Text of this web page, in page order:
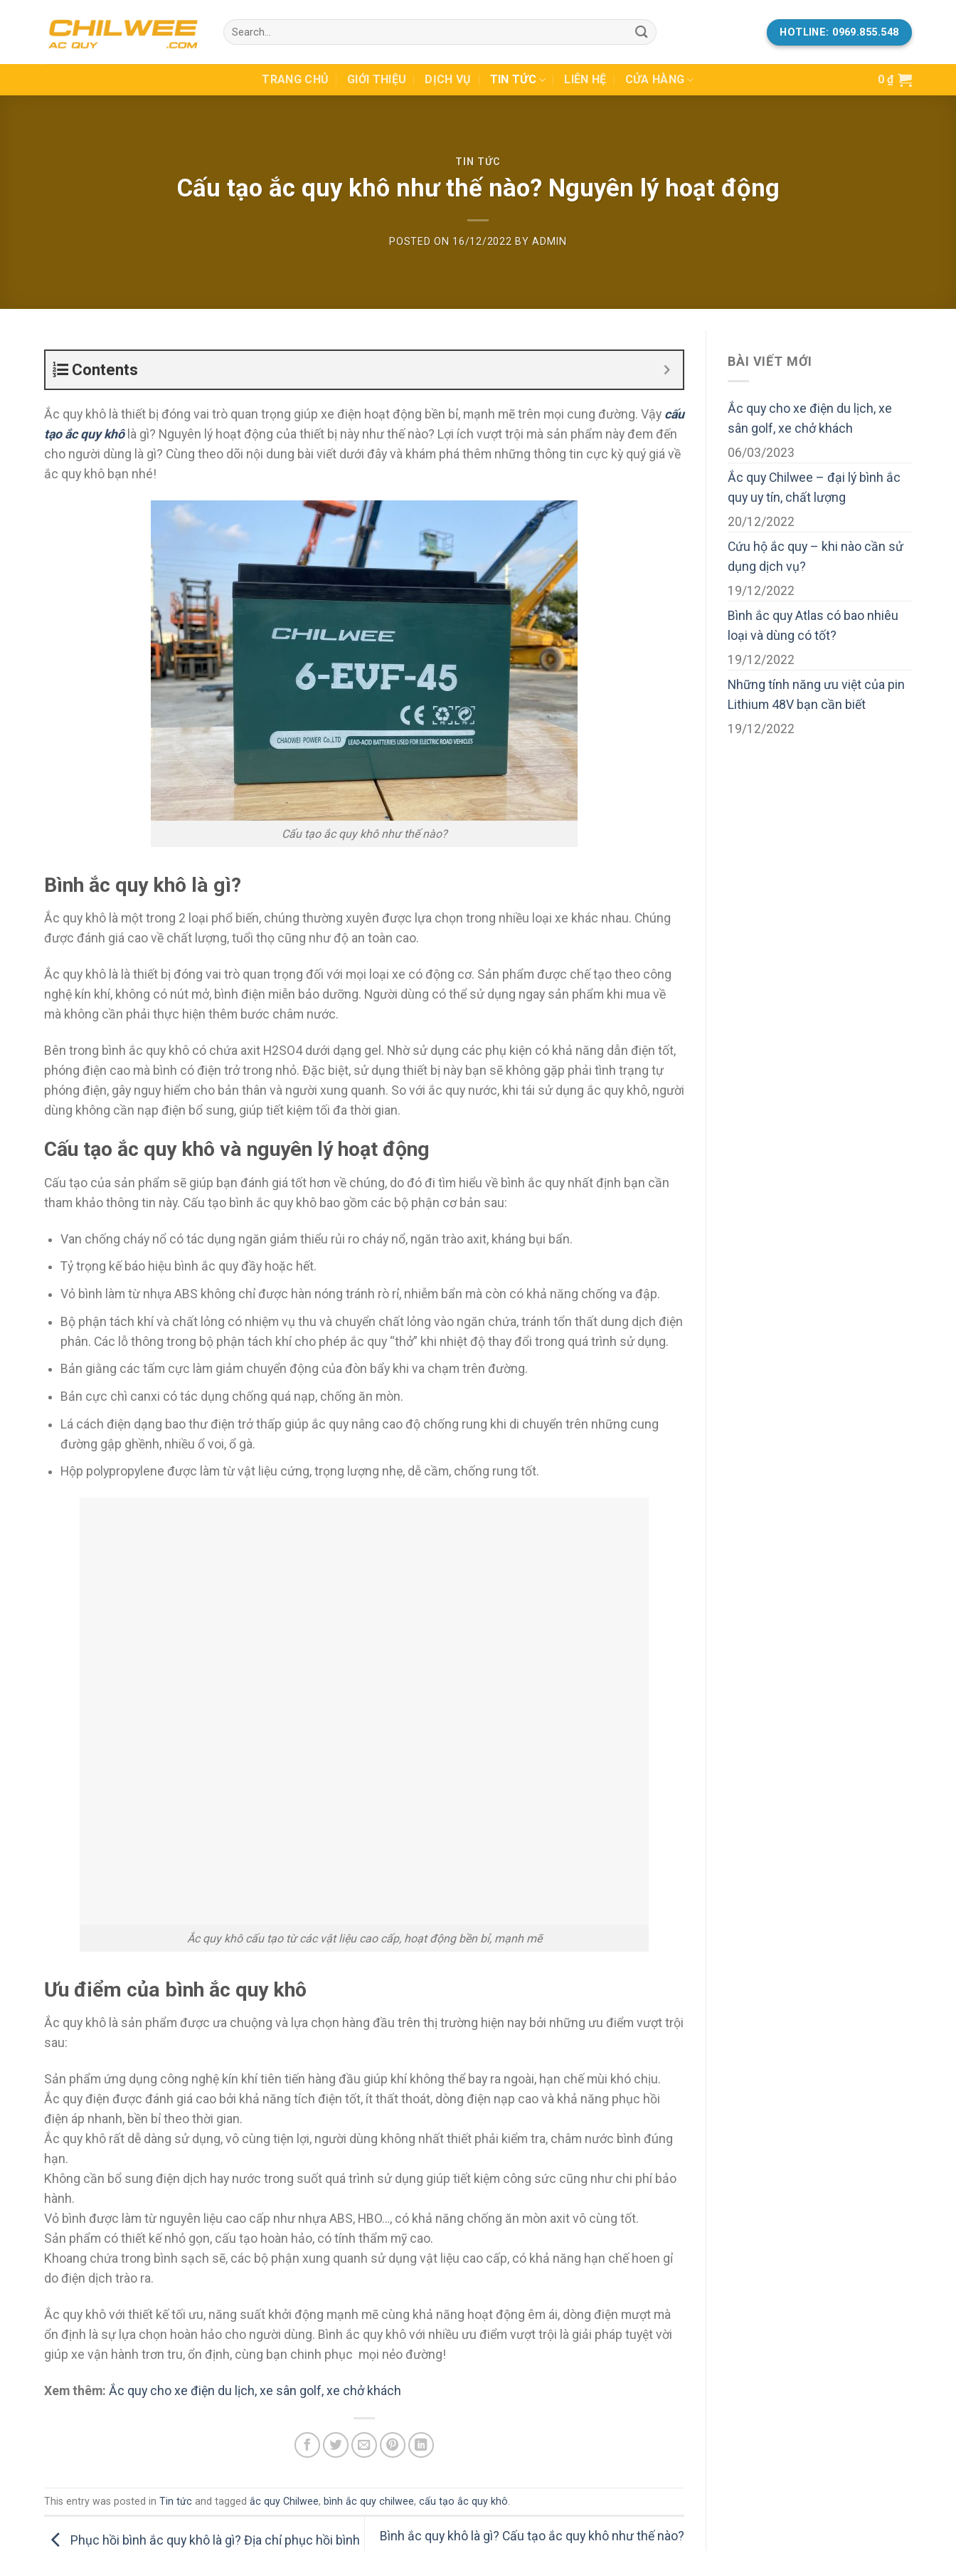
Search
for:
HOTLINE: 0969.855.548
TRANG CHỦ GIỚI THIỆU DỊCH VỤ TIN TỨC LIÊN HỆ CỬA HÀNG 0₫
TIN TỨC
Cấu tạo ắc quy khô như thế nào? Nguyên lý hoạt động
POSTED ON 16/12/2022 BYADMIN
Contents
Ắc quy khô là thiết bị đóng vai trò quan trọng giúp xe điện hoạt động bền bỉ, mạnh mẽ trên mọi cung đường. Vậy cấu
tạo ắc quy khôlà gì? Nguyên lý hoạt động của thiết bị này như thế nào? Lợi ích vượt trội mà sản phẩm này đem đến
cho người dùng là gì? Cùng theo dõi nội dung bài viết dưới đây và khám phá thêm những thông tin cực kỳ quý giá về
ắc quy khô bạn nhé!
Cấu tạo ắc quy khô như thế nào?
Bình ắc quy khô là gì?
Ắc quy khô là một trong 2 loại phổ biến, chúng thường xuyên được lựa chọn trong nhiều loại xe khác nhau. Chúng
được đánh giá cao về chất lượng, tuổi thọ cũng như độ an toàn cao.
Ắc quy khô là là thiết bị đóng vai trò quan trọng đối với mọi loại xe có động cơ. Sản phẩm được chế tạo theo công
nghệ kín khí, không có nút mở, bình điện miễn bảo dưỡng. Người dùng có thể sử dụng ngay sản phẩm khi mua về
mà không cần phải thực hiện thêm bước châm nước.
Bên trong bình ắc quy khô có chứa axit H2SO4 dưới dạng gel. Nhờ sử dụng các phụ kiện có khả năng dẫn điện tốt,
phóng điện cao mà bình có điện trở trong nhỏ. Đặc biệt, sử dụng thiết bị này bạn sẽ không gặp phải tình trạng tự
phóng điện, gây nguy hiểm cho bản thân và người xung quanh. So với ắc quy nước, khi tái sử dụng ắc quy khô, người
dùng không cần nạp điện bổ sung, giúp tiết kiệm tối đa thời gian.
Cấu tạo ắc quy khô và nguyên lý hoạt động
Cấu tạo của sản phẩm sẽ giúp bạn đánh giá tốt hơn về chúng, do đó đi tìm hiểu về bình ắc quy nhất định bạn cần
tham khảo thông tin này. Cấu tạo bình ắc quy khô bao gồm các bộ phận cơ bản sau:
Van chống cháy nổ có tác dụng ngăn giảm thiểu rủi ro cháy nổ, ngăn trào axit, kháng bụi bẩn.
Tỷ trọng kế báo hiệu bình ắc quy đầy hoặc hết.
Vỏ bình làm từ nhựa ABS không chỉ được hàn nóng tránh rò rỉ, nhiễm bẩn mà còn có khả năng chống va đập.
Bộ phận tách khí và chất lỏng có nhiệm vụ thu và chuyển chất lỏng vào ngăn chứa, tránh tổn thất dung dịch điện
phân. Các lỗ thông trong bộ phận tách khí cho phép ắc quy “thở” khi nhiệt độ thay đổi trong quá trình sử dụng.
Bản giằng các tấm cực làm giảm chuyển động của đòn bẩy khi va chạm trên đường.
Bản cực chì canxi có tác dụng chống quá nạp, chống ăn mòn.
Lá cách điện dạng bao thư điện trở thấp giúp ắc quy nâng cao độ chống rung khi di chuyển trên những cung
đường gập ghềnh, nhiều ổ voi, ổ gà.
Hộp polypropylene được làm từ vật liệu cứng, trọng lượng nhẹ, dễ cầm, chống rung tốt.
Ắc quy khô cấu tạo từ các vật liệu cao cấp, hoạt động bền bỉ, mạnh mẽ
Ưu điểm của bình ắc quy khô
Ắc quy khô là sản phẩm được ưa chuộng và lựa chọn hàng đầu trên thị trường hiện nay bởi những ưu điểm vượt trội
sau:
Sản phẩm ứng dụng công nghệ kín khí tiên tiến hàng đầu giúp khí không thể bay ra ngoài, hạn chế mùi khó chịu.
Ắc quy điện được đánh giá cao bởi khả năng tích điện tốt, ít thất thoát, dòng điện nạp cao và khả năng phục hồi
điện áp nhanh, bền bỉ theo thời gian.
Ắc quy khô rất dễ dàng sử dụng, vô cùng tiện lợi, người dùng không nhất thiết phải kiểm tra, châm nước bình đúng
hạn.
Không cần bổ sung điện dịch hay nước trong suốt quá trình sử dụng giúp tiết kiệm công sức cũng như chi phí bảo
hành.
Vỏ bình được làm từ nguyên liệu cao cấp như nhựa ABS, HBO…, có khả năng chống ăn mòn axit vô cùng tốt.
Sản phẩm có thiết kế nhỏ gọn, cấu tạo hoàn hảo, có tính thẩm mỹ cao.
Khoang chứa trong bình sạch sẽ, các bộ phận xung quanh sử dụng vật liệu cao cấp, có khả năng hạn chế hoen gỉ
do điện dịch trào ra.
Ắc quy khô với thiết kế tối ưu, năng suất khởi động mạnh mẽ cùng khả năng hoạt động êm ái, dòng điện mượt mà
ổn định là sự lựa chọn hoàn hảo cho người dùng. Bình ắc quy khô với nhiều ưu điểm vượt trội là giải pháp tuyệt vời
giúp xe vận hành trơn tru, ổn định, cùng bạn chinh phục mọi nẻo đường!
Xem thêm: Ắc quy cho xe điện du lịch, xe sân golf, xe chở khách
This entry was posted in Tin tức and tagged ắc quy Chilwee, bình ắc quy chilwee, cấu tạo ắc quy khô
Phục hồi bình ắc quy khô là gì? Địa chỉ phục hồi bình Bình ắc quy khô là gì? Cấu tạo ắc quy khô như thế nào?
BÀI VIẾT MỚI
Ắc quy cho xe điện du lịch, xe
sân golf, xe chở khách
06/03/2023
Ắc quy Chilwee – đại lý bình ắc
quy uy tín, chất lượng
20/12/2022
Cứu hộ ắc quy – khi nào cần sử
dụng dịch vụ?
19/12/2022
Bình ắc quy Atlas có bao nhiêu
loại và dùng có tốt?
19/12/2022
Những tính năng ưu việt của pin
Lithium 48V bạn cần biết
19/12/2022